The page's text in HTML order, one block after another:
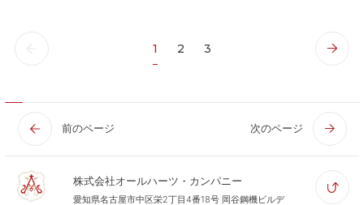
1 2 3
前のページ 次のページ
株式会社オールハーツ・カンパニー
愛知県名古屋市中区栄2丁目4番18号 岡谷鋼機ビルデ